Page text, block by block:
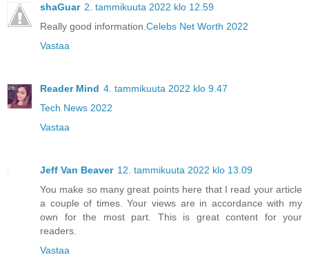
shaGuar 2. tammikuuta 2022 klo 12.59
Really good information. Celebs Net Worth 2022
Vastaa
Reader Mind 4. tammikuuta 2022 klo 9.47
Tech News 2022
Vastaa
Jeff Van Beaver 12. tammikuuta 2022 klo 13.09
You make so many great points here that I read your article
a couple of times. Your views are in accordance with my
own for the most part. This is great content for your
readers.
Vastaa